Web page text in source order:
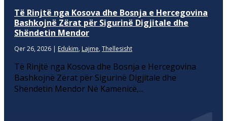
Të Rinjtë nga Kosova dhe Bosnja e Hercegovina
Bashkojnë Zërat për Sigurinë Digjitale dhe
Shëndetin Mendor
Qer 26, 2026 | Edukim, Lajme, Thellesisht
Të Rinjtë nga Kosova dhe Bosnja e Hercegovina
Bashkojnë Zërat për Sigurinë Digjitale dhe
Shëndetin Mendor Në Kamenicë,...